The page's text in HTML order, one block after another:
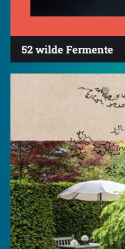
52 wilde Fermente